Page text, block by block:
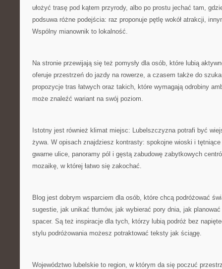
ułożyć trasę pod kątem przyrody, albo po prostu jechać tam,
podsuwa różne podejścia: raz proponuje pętlę wokół atrakcji,
Wspólny mianownik to lokalność.
Na stronie przewijają się też pomysły dla osób, które lubią
oferuje przestrzeń do jazdy na rowerze, a czasem także do
propozycje tras łatwych oraz takich, które wymagają odrobiny
może znaleźć wariant na swój poziom.
Istotny jest również klimat miejsc: Lubelszczyzna potrafi być
żywa. W opisach znajdziesz kontrasty: spokojne wioski i
gwarne ulice, panoramy pól i gęstą zabudowę zabytkowych
mozaikę, w której łatwo się zakochać.
Blog jest dobrym wsparciem dla osób, które chcą podróżować
sugestie, jak unikać tłumów, jak wybierać pory dnia, jak
spacer. Są też inspiracje dla tych, którzy lubią podróż bez
stylu podróżowania możesz potraktować teksty jak ściągę.
Województwo lubelskie to region, w którym da się poczuć